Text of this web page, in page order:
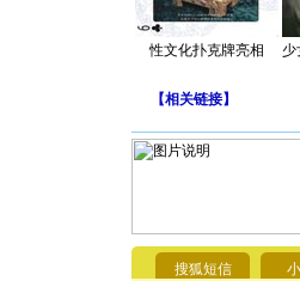
性文化扑克牌亮相 少
【相关链接】
搜狐短信